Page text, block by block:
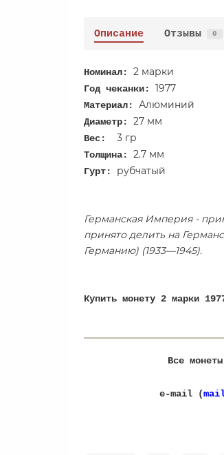
Описание Отзывы 0
Номинал: 2 марки
Год чеканки: 1977
Материал: Алюминий
Диаметр: 27 мм
Вес: 3 гр
Толщина: 2.7 мм
Гурт: рубчатый
Германская Империя -
принято делить на
Германию) (1933—1945).
Купить монету 2 марки
Все
e-mail (